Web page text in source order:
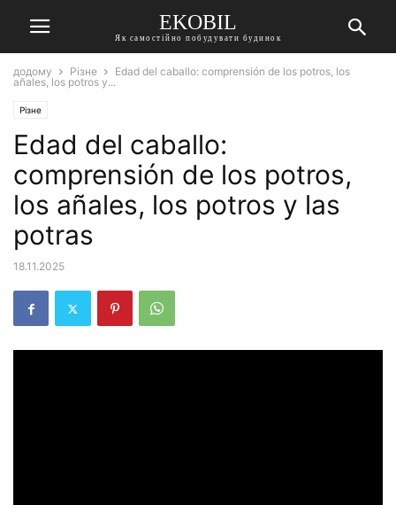
EKOBIL
Як самостійно побудувати будинок
додому Різне
Edad del caballo: comprensión de los potros, los
añales, los potros y...
Різне
Edad del caballo:
comprensión de los potros,
los añales, los potros y las
potras
18.11.2025